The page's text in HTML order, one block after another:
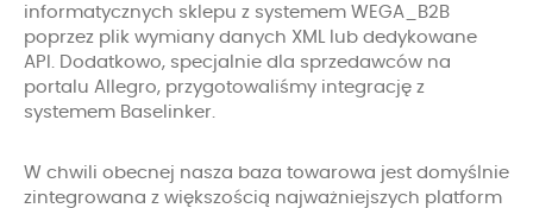
informatycznych sklepu z systemem WEGA_B2B
poprzez plik wymiany danych XML lub dedykowane
API. Dodatkowo, specjalnie dla sprzedawców na
portalu Allegro, przygotowaliśmy integrację z
systemem Baselinker.
W chwili obecnej nasza baza towarowa jest domyślnie
zintegrowana z większością najważniejszych platform